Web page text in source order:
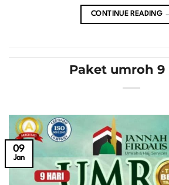
CONTINUE READING
Paket umroh 9
09
Jan